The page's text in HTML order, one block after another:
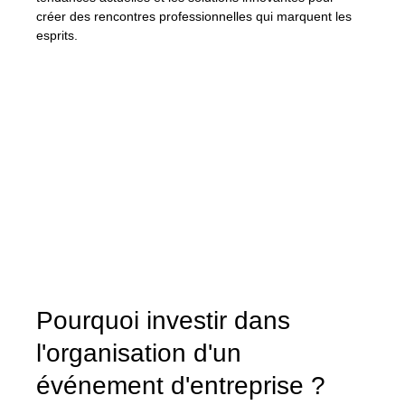
créer des rencontres professionnelles qui marquent les
esprits.
Pourquoi investir dans
l'organisation d'un
événement d'entreprise ?